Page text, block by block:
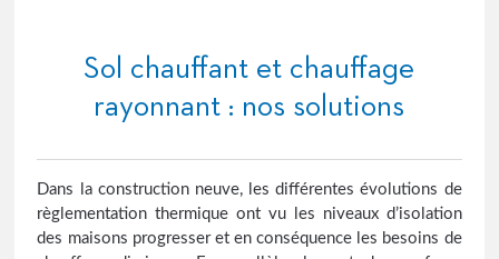
Sol chauffant et chauffage
rayonnant : nos solutions
Dans la construction neuve, les différentes évolutions de
règlementation thermique ont vu les niveaux d’isolation
des maisons progresser et en conséquence les besoins de